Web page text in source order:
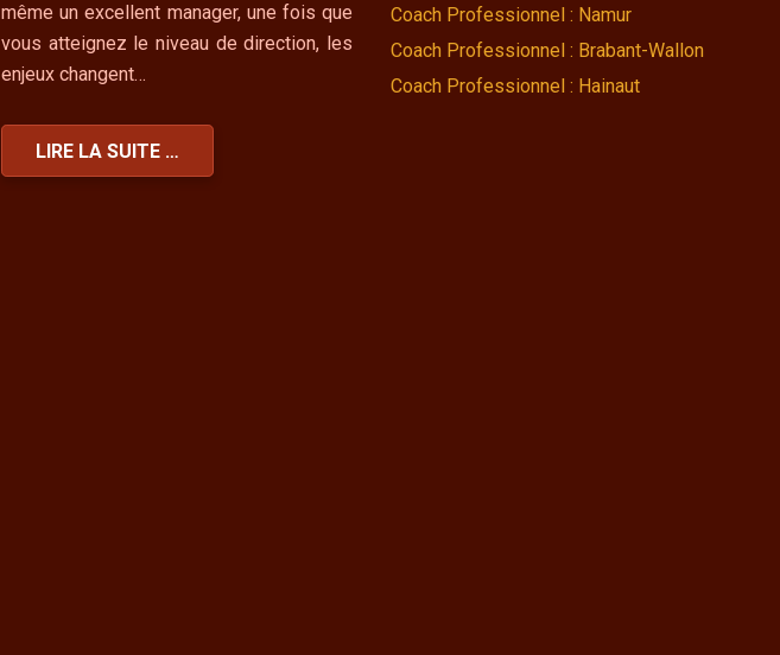
même un excellent manager, une fois que
vous atteignez le niveau de direction, les
enjeux changent…
LIRE LA SUITE …
Coach Professionnel : Namur
Coach Professionnel : Brabant-Wallon
Coach Professionnel : Hainaut